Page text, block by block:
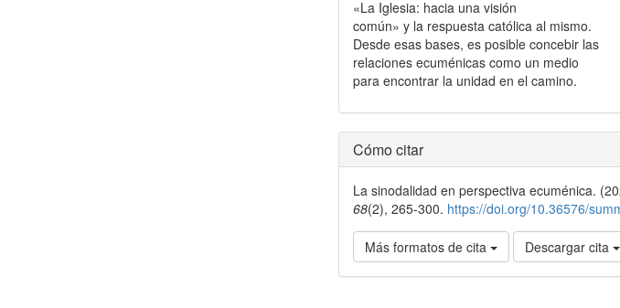
«La Iglesia: hacia una visión
común» y la respuesta católica al mismo.
Desde esas bases, es posible concebir las
relaciones ecuménicas como un medio
para encontrar la unidad en el camino.
Detalles
del
artículo
Cómo citar
La sinodalidad en perspectiva ecuménica.
68(2), 265-300. https://doi.org/10.36576/
Más formatos de cita Descargar cita